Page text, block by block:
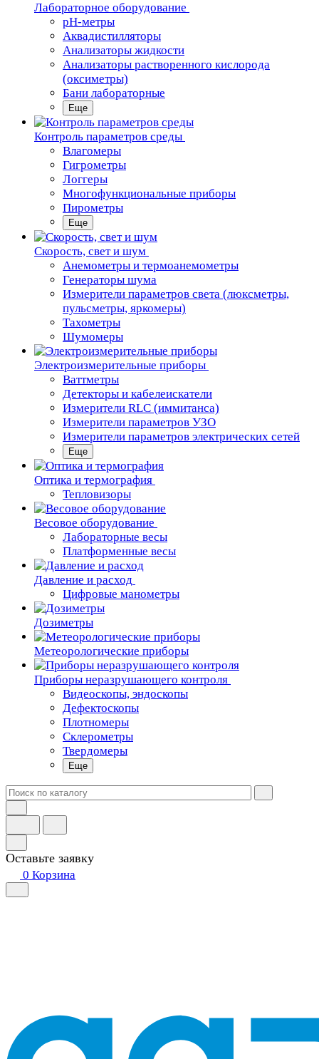
Лабораторное оборудование
pH-метры
Аквадистилляторы
Анализаторы жидкости
Анализаторы растворенного кислорода
(оксиметры)
Бани лабораторные
Еще
Контроль параметров среды
Влагомеры
Гигрометры
Логгеры
Многофункциональные приборы
Пирометры
Еще
Скорость, свет и шум
Анемометры и термоанемометры
Генераторы шума
Измерители параметров света (люксметры,
пульсметры, яркомеры)
Тахометры
Шумомеры
Электроизмерительные приборы
Ваттметры
Детекторы и кабелеискатели
Измерители RLC (иммитанса)
Измерители параметров УЗО
Измерители параметров электрических сетей
Еще
Oптика и термография
Тепловизоры
Весовое оборудование
Лабораторные весы
Платформенные весы
Давление и расход
Цифровые манометры
Дозиметры
Метеорологические приборы
Приборы неразрушающего контроля
Видеоскопы, эндоскопы
Дефектоскопы
Плотномеры
Склерометры
Твердомеры
Еще
Оставьте заявку
0 Корзина